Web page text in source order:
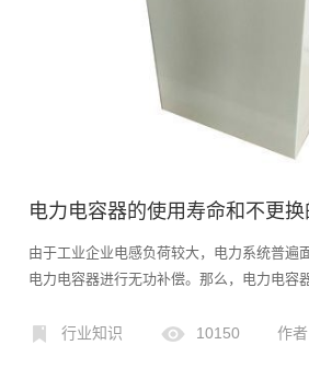
电力电容器的使用寿命和不更换
由于工业企业电感负荷较大，电力系统普遍
电力电容器进行无功补偿。那么，电力电容
电力电容器长期不更换可能会产生什么后果
细介绍。1.电容器的使用寿命市场上常见的
行业知识 10150 作者